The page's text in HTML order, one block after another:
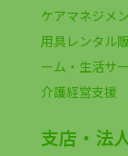
ケアマネジメ
用具レンタル
ーム・生活サ
介護経営支援
支店・法